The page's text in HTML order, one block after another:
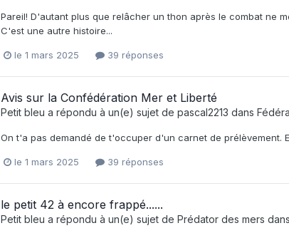
Pareil! D'autant plus que relâcher un thon après le combat ne
C'est une autre histoire...
le 1 mars 2025 39 réponses
Avis sur la Confédération Mer et Liberté
Petit bleu a répondu à un(e) sujet de pascal2213 dans
On t'a pas demandé de t'occuper d'un carnet de prélèvement.
le 1 mars 2025 39 réponses
le petit 42 à encore frappé......
Petit bleu a répondu à un(e) sujet de Prédator des mers dans